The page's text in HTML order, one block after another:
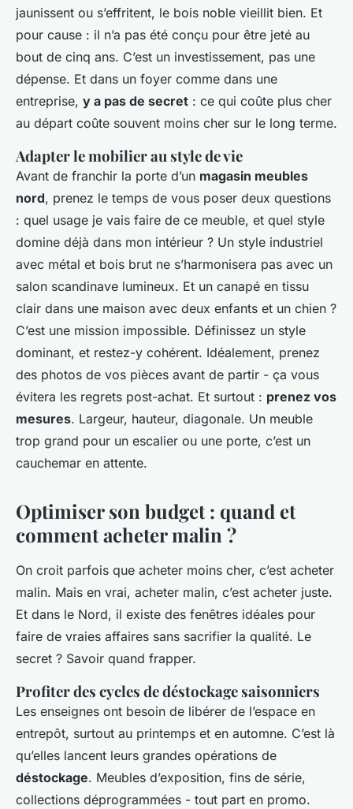
jaunissent ou s’effritent, le bois noble vieillit bien. Et
pour cause : il n’a pas été conçu pour être jeté au
bout de cinq ans. C’est un investissement, pas une
dépense. Et dans un foyer comme dans une
entreprise, y a pas de secret : ce qui coûte plus cher
au départ coûte souvent moins cher sur le long terme.
Adapter le mobilier au style de vie
Avant de franchir la porte d’un magasin meubles
nord, prenez le temps de vous poser deux questions
: quel usage je vais faire de ce meuble, et quel style
domine déjà dans mon intérieur ? Un style industriel
avec métal et bois brut ne s’harmonisera pas avec un
salon scandinave lumineux. Et un canapé en tissu
clair dans une maison avec deux enfants et un chien ?
C’est une mission impossible. Définissez un style
dominant, et restez-y cohérent. Idéalement, prenez
des photos de vos pièces avant de partir - ça vous
évitera les regrets post-achat. Et surtout : prenez vos
mesures. Largeur, hauteur, diagonale. Un meuble
trop grand pour un escalier ou une porte, c’est un
cauchemar en attente.
Optimiser son budget : quand et
comment acheter malin ?
On croit parfois que acheter moins cher, c’est acheter
malin. Mais en vrai, acheter malin, c’est acheter juste.
Et dans le Nord, il existe des fenêtres idéales pour
faire de vraies affaires sans sacrifier la qualité. Le
secret ? Savoir quand frapper.
Profiter des cycles de déstockage saisonniers
Les enseignes ont besoin de libérer de l’espace en
entrepôt, surtout au printemps et en automne. C’est là
qu’elles lancent leurs grandes opérations de
déstockage. Meubles d’exposition, fins de série,
collections déprogrammées - tout part en promo.